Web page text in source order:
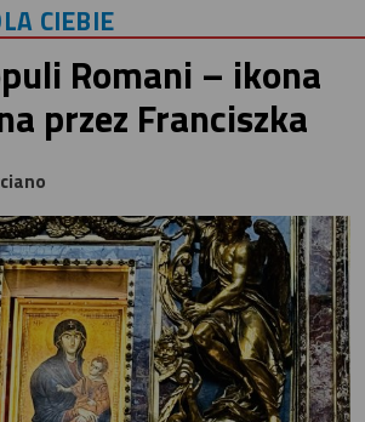
CIEBIE
Romani – ikona
przez Franciszka